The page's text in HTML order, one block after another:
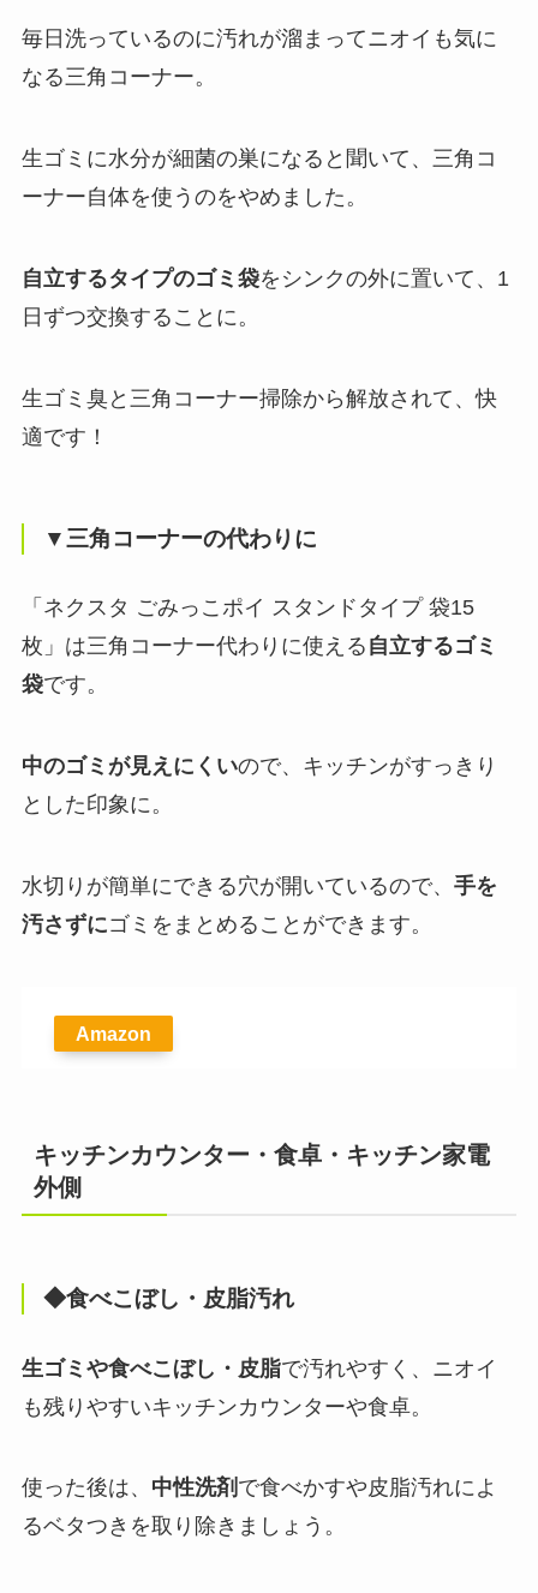
毎日洗っているのに汚れが溜まってニオイも気に
なる三角コーナー。
生ゴミに水分が細菌の巣になると聞いて、三角コ
ーナー自体を使うのをやめました。
自立するタイプのゴミ袋をシンクの外に置いて、1
日ずつ交換することに。
生ゴミ臭と三角コーナー掃除から解放されて、快
適です！
▼三角コーナーの代わりに
「ネクスタ ごみっこポイ スタンドタイプ 袋15
枚」は三角コーナー代わりに使える 自立するゴミ
袋です。
中のゴミが見えにくいので、キッチンがすっきり
とした印象に。
水切りが簡単にできる穴が開いているので、 手を
汚さずにゴミをまとめることができます。
Amazon
キッチンカウンター・食卓・キッチン家電
外側
◆食べこぼし・皮脂汚れ
生ゴミや食べこぼし・皮脂で汚れやすく、ニオイ
も残りやすいキッチンカウンターや食卓。
使った後は、 中性洗剤 で食べかすや皮脂汚れによ
るベタつきを取り除きましょう。